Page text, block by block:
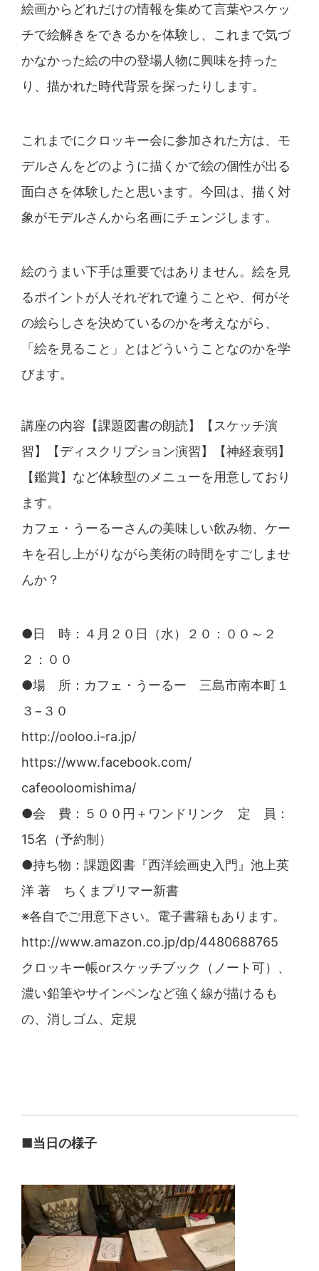
絵画からどれだけの情報を集めて言葉やスケッ
チで絵解き をできるかを体験し、これまで気づ
かなかった絵の中の登場人物に興味を持った
り、描かれた時代背景を探ったりし ます。
これまでにクロッキー会に参加された方は、モ
デルさんを どのように描くかで絵の個性が出る
面白さを体験したと思います。今回は、描く対
象がモデルさんから名画にチェンジします。
絵のうまい下手は重要ではありません。絵を見
るポイント が人それぞれで違うことや、何がそ
の絵らしさを決めているのかを考えながら、
「絵を見ること」とはどういうこと なのかを学
びます。
講座の内容【課題図書の朗読】【スケッチ演
習】【ディス クリプション演習】【神経衰弱】
【鑑賞】など体験型のメニューを用意しており
ます。
カフェ・うーるーさんの美味しい飲み物、ケー
キを召し上がりながら美術の時間をすごしませ
んか？
●日 時：４月２０日（水）２０：００～２
２：００
●場 所：カフェ・うーるー 三島市南本町１
３−３０
http://ooloo.i-ra.jp/
https://www.facebook.com/
cafeooloomishima/
●会 費：５００円＋ワンドリンク 定 員：
15名（予約制）
●持ち物：課題図書『西洋絵画史入門』池上英
洋 著 ちくまプリマー新書
※各自でご用意下さい。電子書籍もあります。
http://www.amazon.co.jp/dp/4480688765
クロッキー帳orスケッチブック（ノート可）、
濃い鉛筆やサインペンなど強く線が描けるも
の、消しゴム、定規
■当日の様子